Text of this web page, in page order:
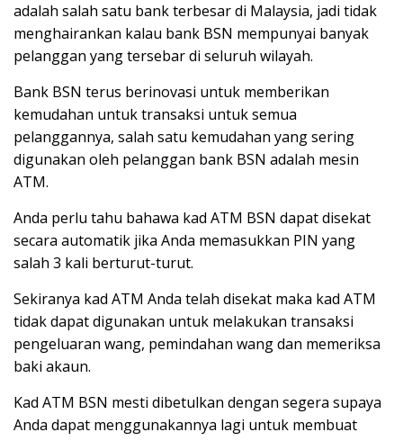
adalah salah satu bank terbesar di Malaysia, jadi tidak
menghairankan kalau bank BSN mempunyai banyak
pelanggan yang tersebar di seluruh wilayah.
Bank BSN terus berinovasi untuk memberikan
kemudahan untuk transaksi untuk semua
pelanggannya, salah satu kemudahan yang sering
digunakan oleh pelanggan bank BSN adalah mesin
ATM.
Anda perlu tahu bahawa kad ATM BSN dapat disekat
secara automatik jika Anda memasukkan PIN yang
salah 3 kali berturut-turut.
Sekiranya kad ATM Anda telah disekat maka kad ATM
tidak dapat digunakan untuk melakukan transaksi
pengeluaran wang, pemindahan wang dan memeriksa
baki akaun.
Kad ATM BSN mesti dibetulkan dengan segera supaya
Anda dapat menggunakannya lagi untuk membuat